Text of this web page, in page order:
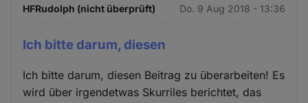
HFRudolph (nicht überprüft) Do. 9 Aug 2018 - 13:36
Ich bitte darum, diesen
Ich bitte darum, diesen Beitrag zu überarbeiten! Es
wird über irgendetwas Skurriles berichtet, das